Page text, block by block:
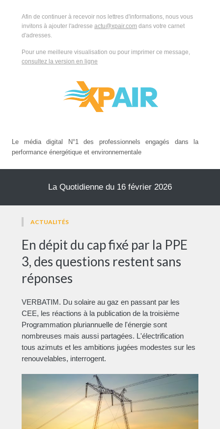
Afin de continuer à recevoir nos lettres d'informations, nous vous
invitons à ajouter l'adresse actu@xpair.com dans votre carnet
d'adresses.
Pour une meilleure visualisation ou pour imprimer ce message,
consultez la version en ligne
Le média digital N°1 des professionnels engagés dans la
performance énergétique et environnementale
La Quotidienne du 16 février 2026
ACTUALITÉS
En dépit du cap fixé par la PPE
3, des questions restent sans
réponses
VERBATIM. Du solaire au gaz en passant par les
CEE, les réactions à la publication de la troisième
Programmation pluriannuelle de l'énergie sont
nombreuses mais aussi partagées. L'électrification
tous azimuts et les ambitions jugées modestes sur les
renouvelables, interrogent.